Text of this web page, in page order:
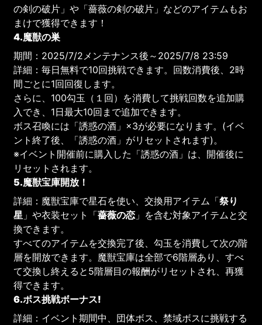
の剣の破片」や「薔薇の剣の破片」などのアイテムもお
まけで獲得できます！
4.魔獣の巣
期間：2025/7/2メンテナンス後～2025/7/8 23:59
詳細：毎日無料で10回挑戦できます。回数消費後、2時
間ごとに1回回復します。
さらに、100勾玉（１回）を消費して挑戦回数を追加購
入でき、1日最大10回まで追加できます。
ボス召喚には「誘惑の酒」×3が必要になります。(イベ
ント終了後、「誘惑の酒」がリセットされます)。
※イベント開催前に購入した「誘惑の酒」は、開催後に
リセットされます。
5.魔獣宝庫開放！
詳細：魔獣宝庫で星石を使い、交換用アイテム「祭り
星 」や衣装セット「薔薇の恋 」を含む対象アイテムと交
換できます。
すべてのアイテムを交換完了後、勾玉を消費して次の階
層を開放できます。魔獣宝庫は全部で6階層あり、すべ
て交換し終えると5階層目の報酬がリセットされ、再獲
得できます。
6.ボス挑戦ボーナス!
詳細：イベント期間中、団体ボス、禁域ボスに挑戦する